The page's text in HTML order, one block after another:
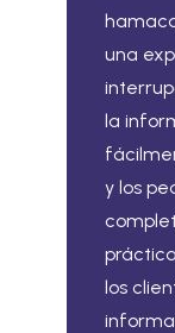
una
la
y los
los